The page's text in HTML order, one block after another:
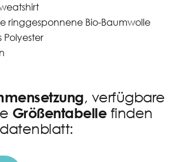
ringgesponnene Bio-Baumwolle
Polyester
, verfügbare
Größentabellefinden